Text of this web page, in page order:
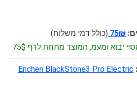
75₪ (כולל דמי משלוח)
יבוא ומעמ, המוצר מתחת לרף 75$
Enchen BlackStone3 Pro Electric